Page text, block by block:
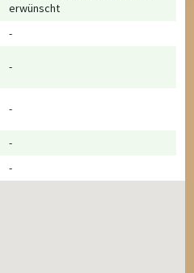
erwünscht
-
-
-
-
-